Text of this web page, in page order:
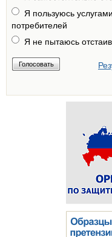
Я пользуюсь
потребителей
Я не пытаюсь